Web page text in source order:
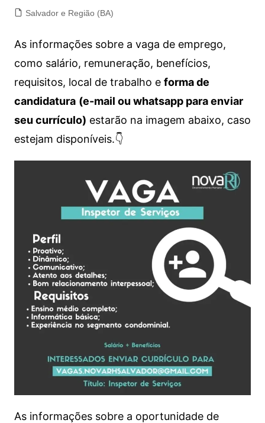
Salvador e Região (BA)
As informações sobre a vaga de emprego,
como salário, remuneração, benefícios,
requisitos, local de trabalho e forma de
candidatura (e-mail ou whatsapp para enviar
seu currículo) estarão na imagem abaixo, caso
estejam disponíveis.👇
As informações sobre a oportunidade de